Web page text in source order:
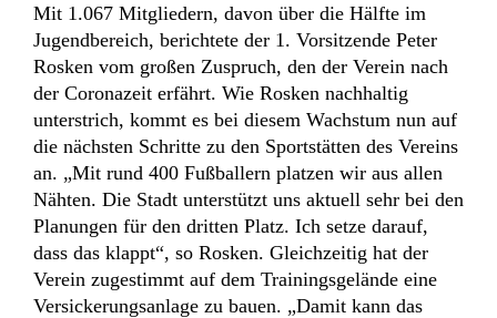
Mit 1.067 Mitgliedern, davon über die Hälfte im
Jugendbereich, berichtete der 1. Vorsitzende Peter
Rosken vom großen Zuspruch, den der Verein nach
der Coronazeit erfährt. Wie Rosken nachhaltig
unterstrich, kommt es bei diesem Wachstum nun auf
die nächsten Schritte zu den Sportstätten des Vereins
an. „Mit rund 400 Fußballern platzen wir aus allen
Nähten. Die Stadt unterstützt uns aktuell sehr bei den
Planungen für den dritten Platz. Ich setze darauf,
dass das klappt“, so Rosken. Gleichzeitig hat der
Verein zugestimmt auf dem Trainingsgelände eine
Versickerungsanlage zu bauen. „Damit kann das